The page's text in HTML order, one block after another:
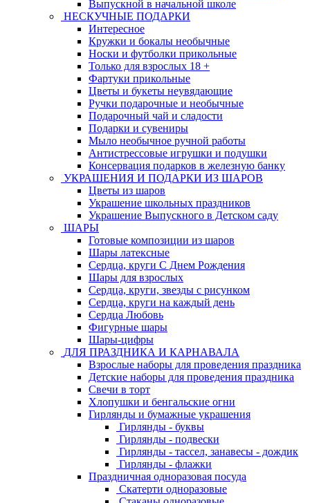
Выпускной в начальной школе
НЕСКУЧНЫЕ ПОДАРКИ
Интересное
Кружки и бокалы необычные
Носки и футболки прикольные
Только для взрослых 18 +
Фартуки прикольные
Цветы и букеты неувядающие
Ручки подарочные и необычные
Подарочный чай и сладости
Подарки и сувениры
Мыло необычное ручной работы
Антистрессовые игрушки и подушки
Консервация подарков в железную банку
УКРАШЕНИЯ И ПОДАРКИ ИЗ ШАРОВ
Цветы из шаров
Украшение школьных праздников
Украшение Выпускного в Детском саду
ШАРЫ
Готовые композиции из шаров
Шары латексные
Сердца, круги С Днем Рождения
Шары для взрослых
Сердца, круги, звезды с рисунком
Сердца, круги на каждый день
Сердца Любовь
Фигурные шары
Шары-цифры
ДЛЯ ПРАЗДНИКА И КАРНАВАЛА
Взрослые наборы для проведения праздника
Детские наборы для проведения праздника
Свечи в торт
Хлопушки и бенгальские огни
Гирлянды и бумажные украшения
Гирлянды - буквы
Гирлянды - подвески
Гирлянды - тассел, занавесы - дождик
Гирлянды - флажки
Праздничная одноразовая посуда
Скатерти одноразовые